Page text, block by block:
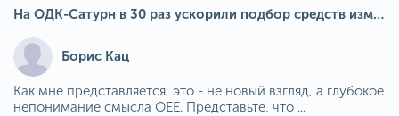
На ОДК-Сатурн в 30 раз ускорили подбор средств измерения для контроля качества продукции
Борис Кац
Как мне представляется, это - не новый взгляд, а глубокое
непонимание смысла OEE. Представьте, что ...